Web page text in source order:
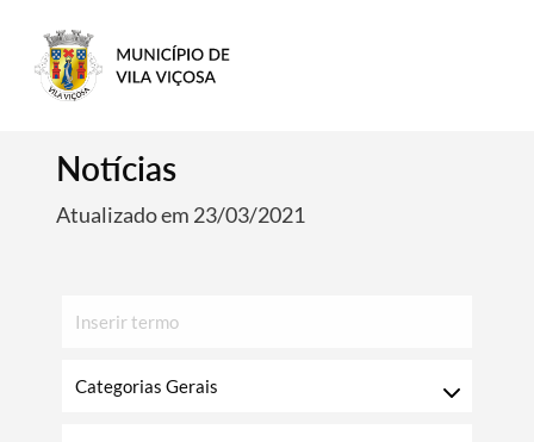
Notícias
Atualizado em 23/03/2021